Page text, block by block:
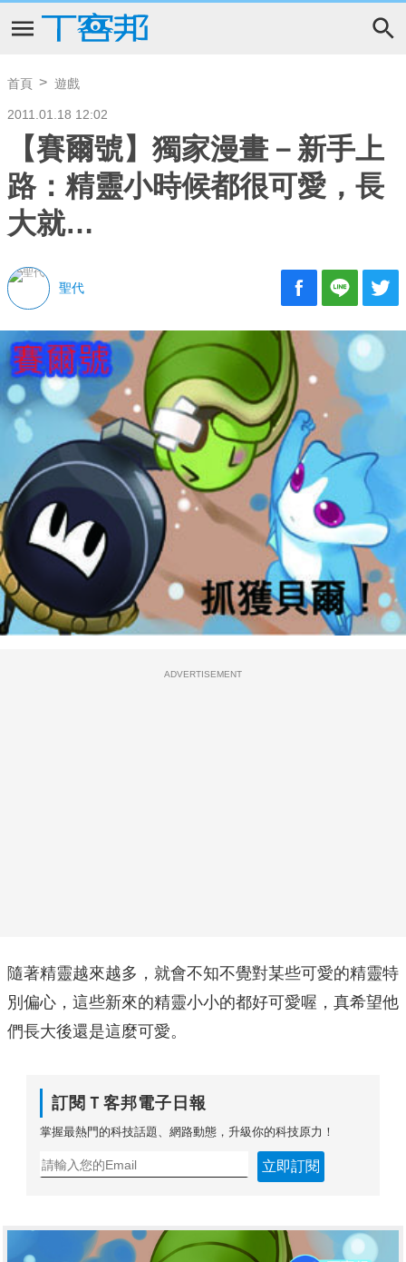
首頁 遊戲
2011.01.18 12:02
【賽爾號】獨家漫畫－新手上
路：精靈小時候都很可愛，長
大就…
聖代
ADVERTISEMENT
隨著精靈越來越多，就會不知不覺對某些可愛的精靈特
別偏心，這些新來的精靈小小的都好可愛喔，真希望他
們長大後還是這麼可愛。
訂閱Ｔ客邦電子日報
掌握最熱門的科技話題、網路動態，升級你的科技原力！
立即訂閱